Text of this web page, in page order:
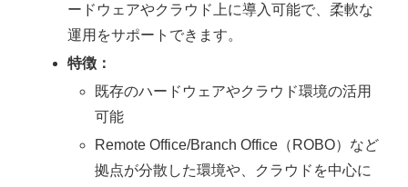
ードウェアやクラウド上に導入可能で、柔軟な
運用をサポートできます。
特徴：
既存のハードウェアやクラウド環境の活用
可能
Remote Office/Branch Office（ROBO）など
拠点が分散した環境や、クラウドを中心に